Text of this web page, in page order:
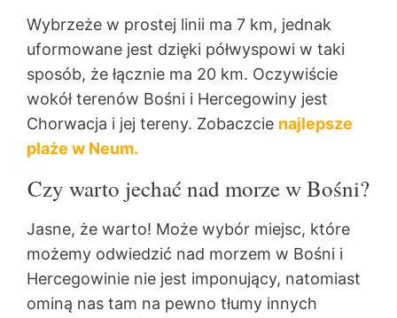
Wybrzeże w prostej linii ma 7 km, jednak
uformowane jest dzięki półwyspowi w taki
sposób, że łącznie ma 20 km. Oczywiście
wokół terenów Bośni i Hercegowiny jest
Chorwacja i jej tereny. Zobaczcie najlepsze
plaże w Neum.
Czy warto jechać nad morze w Bośni?
Jasne, że warto! Może wybór miejsc, które
możemy odwiedzić nad morzem w Bośni i
Hercegowinie nie jest imponujący, natomiast
ominą nas tam na pewno tłumy innych